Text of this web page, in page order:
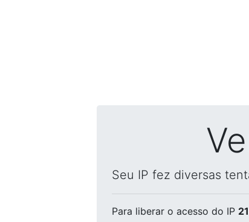
Seu IP fez diversas
Para liberar o acesso do IP